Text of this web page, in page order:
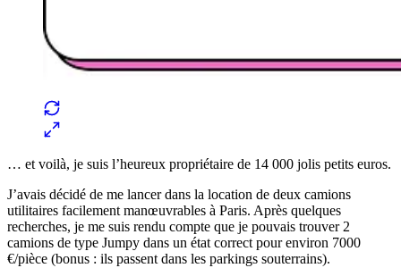
… et voilà, je suis l’heureux propriétaire de 14 000 jolis petits euros.
J’avais décidé de me lancer dans la location de deux camions
utilitaires facilement manœuvrables à Paris. Après quelques
recherches, je me suis rendu compte que je pouvais trouver 2
camions de type Jumpy dans un état correct pour environ 7000
€/pièce (bonus : ils passent dans les parkings souterrains).